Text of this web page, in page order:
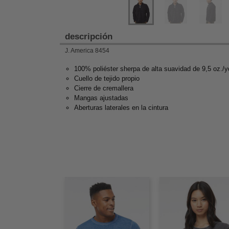
descripción
J. America 8454
100% poliéster sherpa de alta suavidad de 9,5 oz./
Cuello de tejido propio
Cierre de cremallera
Mangas ajustadas
Aberturas laterales en la cintura